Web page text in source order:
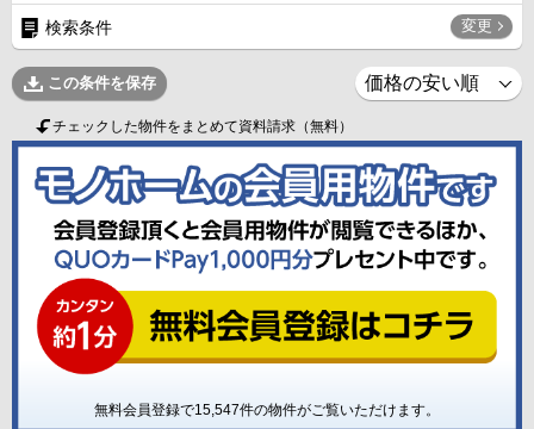
検索条件 変更
この条件を保存
チェックした物件をまとめて資料請求（無料）
無料会員登録で15,547件の物件がご覧いただけます。